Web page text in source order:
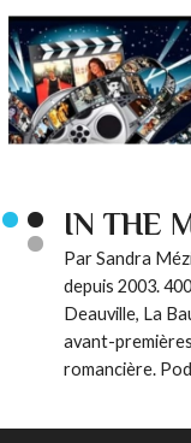
IN THE
Par Sandra
depuis 2003.
Deauville, La
avant-
romancière.